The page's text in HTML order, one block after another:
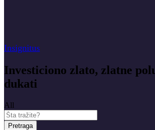
Insignitus
Investiciono zlato, zlatne
dukati
All
Pretraga